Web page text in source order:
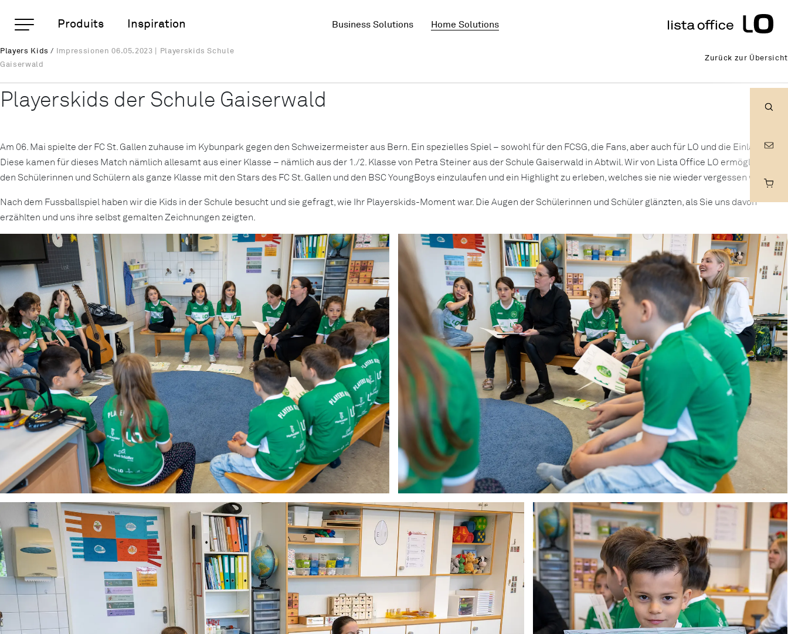
Impressionen 06.05.2023 | Playerskids Schule Gaiserwald
Pages importantes
Page d'accueil
Contenu
Contact
Produits Inspiration Business Solutions Home Solutions
Rootline
Players Kids / Impressionen 06.05.2023 | Playerskids Schule
Gaiserwald
Zurück zur Übersicht
Playerskids der Schule Gaiserwald
Am 06. Mai spielte der FC St. Gallen zuhause im Kybunpark gegen den Schweizermeister aus Bern. Ein spezielles Spiel – sowohl für den FCSG, die Fans, aber auch für LO und die Einlaufkids.
Diese kamen für dieses Match nämlich allesamt aus einer Klasse – nämlich aus der 1./2. Klasse von Petra Steiner aus der Schule Gaiserwald in Abtwil. Wir von Lista Office LO ermöglichten
den Schülerinnen und Schülern als ganze Klasse mit den Stars des FC St. Gallen und den BSC YoungBoys einzulaufen und ein Highlight zu erleben, welches sie nie wieder vergessen werden.
Nach dem Fussballspiel haben wir die Kids in der Schule besucht und sie gefragt, wie Ihr Playerskids-Moment war. Die Augen der Schülerinnen und Schüler glänzten, als Sie uns davon
erzählten und uns ihre selbst gemalten Zeichnungen zeigten.